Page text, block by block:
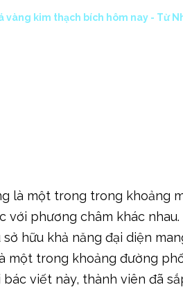
vàng kim thạch bích hôm nay - Từ
là một trong trong khoảng
với phương châm khác nhau.
hữu khả năng đại diện
một trong khoảng đường
viết này, thành viên đã